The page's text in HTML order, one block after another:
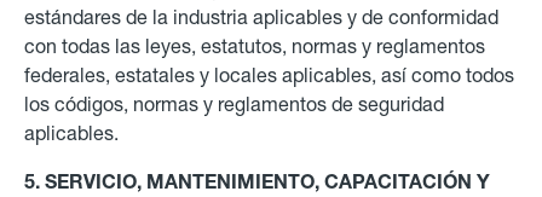
estándares de la industria aplicables y de conformidad
con todas las leyes, estatutos, normas y reglamentos
federales, estatales y locales aplicables, así como todos
los códigos, normas y reglamentos de seguridad
aplicables.
5. SERVICIO, MANTENIMIENTO, CAPACITACIÓN Y